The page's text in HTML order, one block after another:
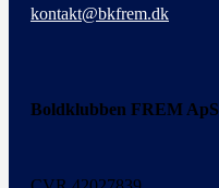
kontakt@bkfrem.dk
Boldklubben FREM ApS